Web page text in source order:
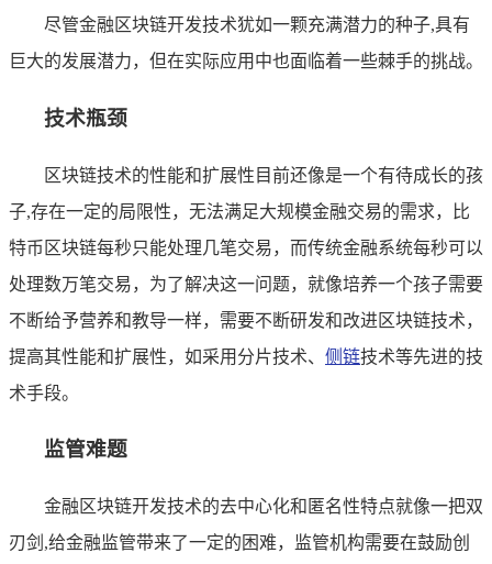
尽管金融区块链开发技术犹如一颗充满潜力的种子,具有
巨大的发展潜力，但在实际应用中也面临着一些棘手的挑战。
技术瓶颈
区块链技术的性能和扩展性目前还像是一个有待成长的孩
子,存在一定的局限性，无法满足大规模金融交易的需求，比
特币区块链每秒只能处理几笔交易，而传统金融系统每秒可以
处理数万笔交易，为了解决这一问题，就像培养一个孩子需要
不断给予营养和教导一样，需要不断研发和改进区块链技术，
提高其性能和扩展性，如采用分片技术、 侧链技术等先进的技
术手段。
监管难题
金融区块链开发技术的去中心化和匿名性特点就像一把双
刃剑,给金融监管带来了一定的困难，监管机构需要在鼓励创